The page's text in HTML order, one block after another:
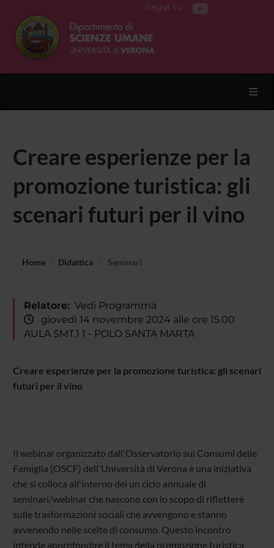
Segui su
Creare esperienze per la
promozione turistica: gli
scenari futuri per il vino
Home Didattica Seminari
Relatore: Vedi Programma
giovedì 14 novembre 2024 alle ore 15.00
AULA SMT.1 1 - POLO SANTA MARTA
Creare esperienze per la promozione turistica: gli scenari
futuri per il vino
Il webinar organizzato dall'Osservatorio sui Consumi delle
Famiglia (OSCF) dell'Università di Verona è una iniziativa
che si colloca all'interno dei un ciclo annuale di
seminari/webinar che nascono con lo scopo di riflettere
sulle trasformazioni sociali che avvengono e stanno
avvenendo nelle scelte di consumo. Questo incontro
intende approfondire il tema della promozione turistica,